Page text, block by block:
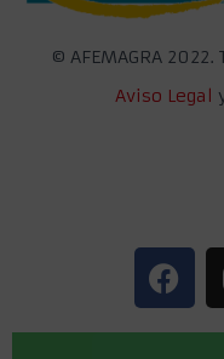
© AFEMAGRA
Aviso Legal